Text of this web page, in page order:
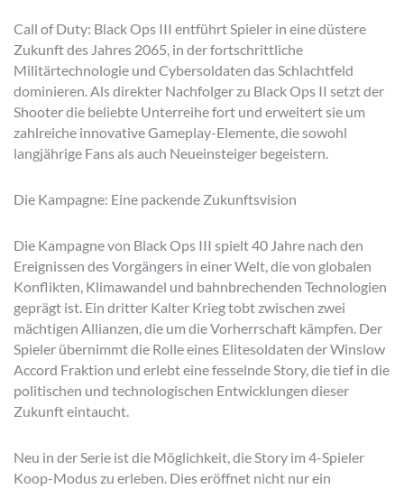
Call of Duty: Black Ops III entführt Spieler in eine düstere
Zukunft des Jahres 2065, in der fortschrittliche
Militärtechnologie und Cybersoldaten das Schlachtfeld
dominieren. Als direkter Nachfolger zu Black Ops II setzt der
Shooter die beliebte Unterreihe fort und erweitert sie um
zahlreiche innovative Gameplay-Elemente, die sowohl
langjährige Fans als auch Neueinsteiger begeistern.
Die Kampagne: Eine packende Zukunftsvision
Die Kampagne von Black Ops III spielt 40 Jahre nach den
Ereignissen des Vorgängers in einer Welt, die von globalen
Konflikten, Klimawandel und bahnbrechenden Technologien
geprägt ist. Ein dritter Kalter Krieg tobt zwischen zwei
mächtigen Allianzen, die um die Vorherrschaft kämpfen. Der
Spieler übernimmt die Rolle eines Elitesoldaten der Winslow
Accord Fraktion und erlebt eine fesselnde Story, die tief in die
politischen und technologischen Entwicklungen dieser
Zukunft eintaucht.
Neu in der Serie ist die Möglichkeit, die Story im 4-Spieler
Koop-Modus zu erleben. Dies eröffnet nicht nur ein